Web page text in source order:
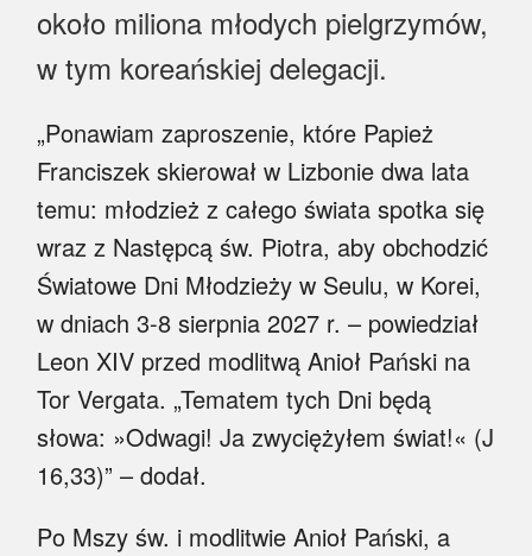
Zaproszenia
około miliona młodych pielgrzymów,
w tym koreańskiej delegacji.
„Ponawiam zaproszenie, które Papież
Franciszek skierował w Lizbonie dwa lata
temu: młodzież z całego świata spotka się
wraz z Następcą św. Piotra, aby obchodzić
Światowe Dni Młodzieży w Seulu, w Korei,
w dniach 3-8 sierpnia 2027 r. – powiedział
Leon XIV przed modlitwą Anioł Pański na
Tor Vergata. „Tematem tych Dni będą
słowa: »Odwagi! Ja zwyciężyłem świat!« (J
16,33)” – dodał.
Po Mszy św. i modlitwie Anioł Pański, a